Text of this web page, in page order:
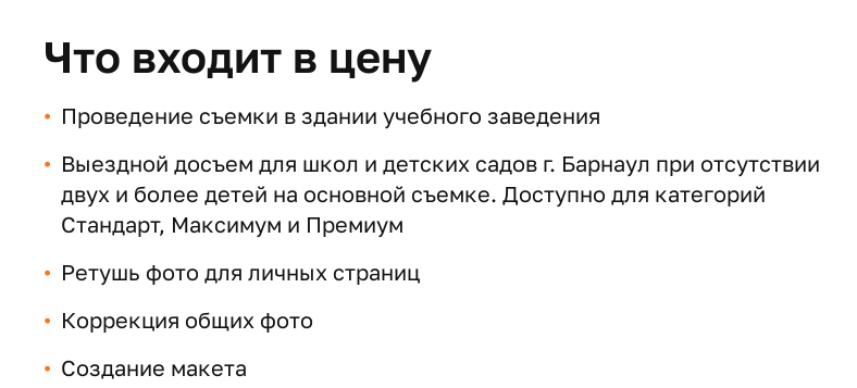
Что входит в цену
Проведение съемки в здании учебного заведения
Выездной досъем для школ и детских садов г. Барнаул при отсутствии
двух и более детей на основной съемке. Доступно для категорий
Стандарт, Максимум и Премиум
Ретушь фото для личных страниц
Коррекция общих фото
Создание макета